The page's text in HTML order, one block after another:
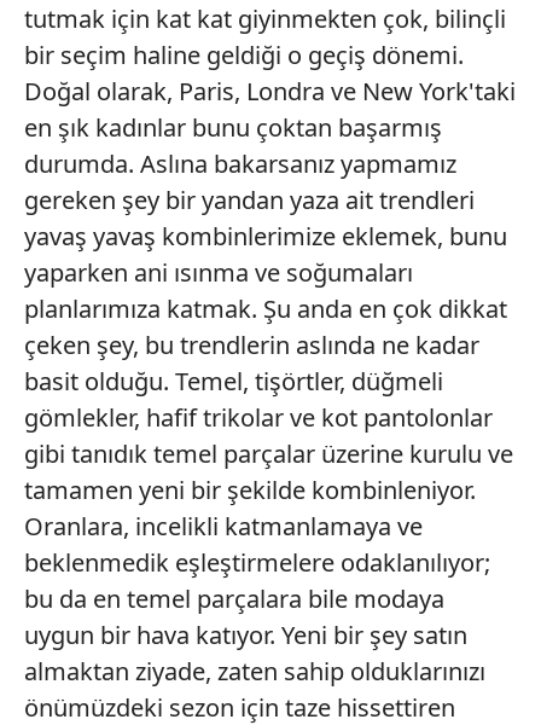
tutmak için kat kat giyinmekten çok, bilinçli
bir seçim haline geldiği o geçiş dönemi.
Doğal olarak, Paris, Londra ve New York'taki
en şık kadınlar bunu çoktan başarmış
durumda. Aslına bakarsanız yapmamız
gereken şey bir yandan yaza ait trendleri
yavaş yavaş kombinlerimize eklemek, bunu
yaparken ani ısınma ve soğumaları
planlarımıza katmak. Şu anda en çok dikkat
çeken şey, bu trendlerin aslında ne kadar
basit olduğu. Temel, tişörtler, düğmeli
gömlekler, hafif trikolar ve kot pantolonlar
gibi tanıdık temel parçalar üzerine kurulu ve
tamamen yeni bir şekilde kombinleniyor.
Oranlara, incelikli katmanlamaya ve
beklenmedik eşleştirmelere odaklanılıyor;
bu da en temel parçalara bile modaya
uygun bir hava katıyor. Yeni bir şey satın
almaktan ziyade, zaten sahip olduklarınızı
önümüzdeki sezon için taze hissettiren